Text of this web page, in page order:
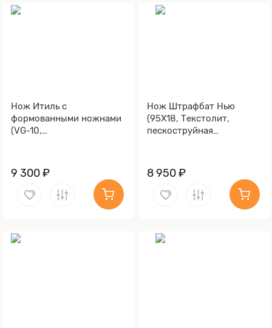
Нож Итиль с
формованными ножнами
(VG-10,
Обработка клинка
Stonewash)
9 300 ₽
Нож Штрафбат Нью
(95Х18, Текстолит,
пескоструйная
клинка Stonewash)
8 950 ₽